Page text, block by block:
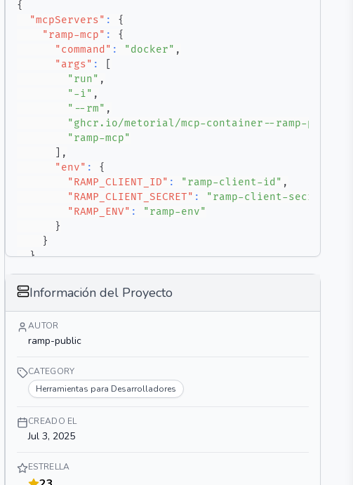
{
"mcpServers" :
{
"ramp-mcp" :
{
"command" : "docker" ,
"args" :
"run" ,
"-i" ,
"--rm" ,
"ghcr.io/metorial/mcp-container--ramp-public--
"ramp-mcp"
,
"env" :
{
"RAMP_CLIENT_ID" : "ramp-client-id" ,
"RAMP_CLIENT_SECRET" : "ramp-client-secret"
"RAMP_ENV" :
"ramp-env"
}
}
}
Información del Proyecto
AUTOR
ramp-public
CATEGORY
Herramientas para Desarrolladores
CREADO EL
Jul 3, 2025
ESTRELLA